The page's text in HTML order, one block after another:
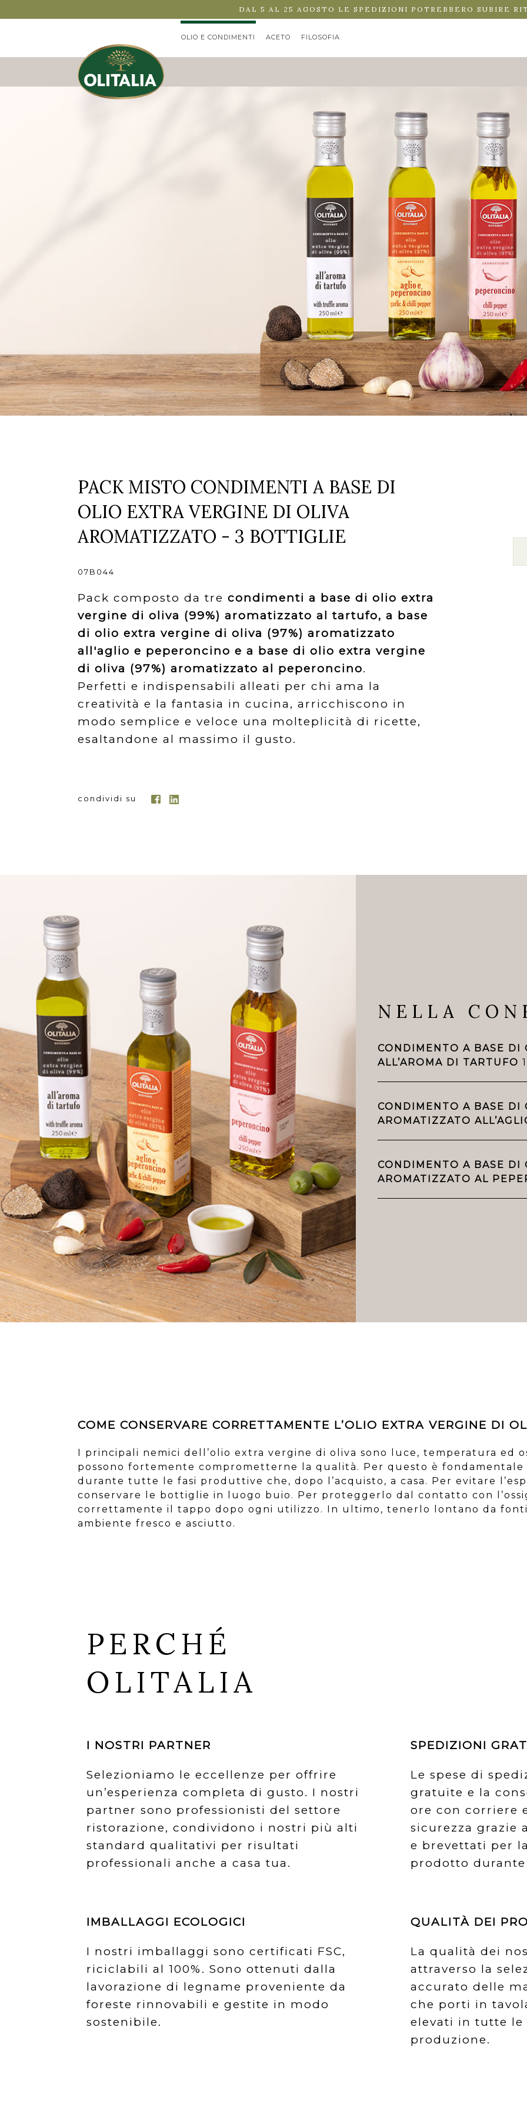
DAL 5 AL 25 AGOSTO LE SPEDIZIONI POTREBBERO SUBIRE
OLIO E CONDIMENTI ACETO FILOSOFIA
PACK MISTO CONDIMENTI A BASE DI
OLIO EXTRA VERGINE DI OLIVA
AROMATIZZATO - 3 BOTTIGLIE
07B044
Pack composto da tre condimenti a base di olio extra
vergine di oliva (99%) aromatizzato al tartufo, a base
di olio extra vergine di oliva (97%) aromatizzato
all'aglio e peperoncino e a base di olio extra vergine
di oliva (97%) aromatizzato al peperoncino.
Perfetti e indispensabili alleati per chi ama la
creatività e la fantasia in cucina, arricchiscono in
modo semplice e veloce una molteplicità di ricette,
esaltandone al massimo il gusto.
condividi su
NELLA
CONDIMENTO A BASE DI
ALL’AROMA DI TARTUFO
CONDIMENTO A BASE DI
AROMATIZZATO
CONDIMENTO A BASE DI
AROMATIZZATO AL
COME CONSERVARE CORRETTAMENTE L’OLIO EXTRA VERGINE DI
I principali nemici dell’olio extra vergine di oliva sono luce, temperatura ed
possono fortemente comprometterne la qualità. Per questo è
durante tutte le fasi produttive che, dopo l’acquisto, a casa. Per evitare
conservare le bottiglie in luogo buio. Per proteggerlo dal contatto con
correttamente il tappo dopo ogni utilizzo. In ultimo, tenerlo lontano da
ambiente fresco e asciutto.
PERCHÉ
OLITALIA
I NOSTRI PARTNER
Selezioniamo le eccellenze per offrire
un’esperienza completa di gusto. I nostri
partner sono professionisti del settore
ristorazione, condividono i nostri più alti
standard qualitativi per risultati
professionali anche a casa tua.
SPEDIZIONI
Le spese di
gratuite e la
ore con corriere
sicurezza grazie
e brevettati per
prodotto durante
IMBALLAGGI ECOLOGICI
I nostri imballaggi sono certificati FSC,
riciclabili al 100%. Sono ottenuti dalla
lavorazione di legname proveniente da
foreste rinnovabili e gestite in modo
sostenibile.
QUALITÀ DEI
La qualità dei
attraverso la
accurato delle
che porti in
elevati in tutte le
produzione.